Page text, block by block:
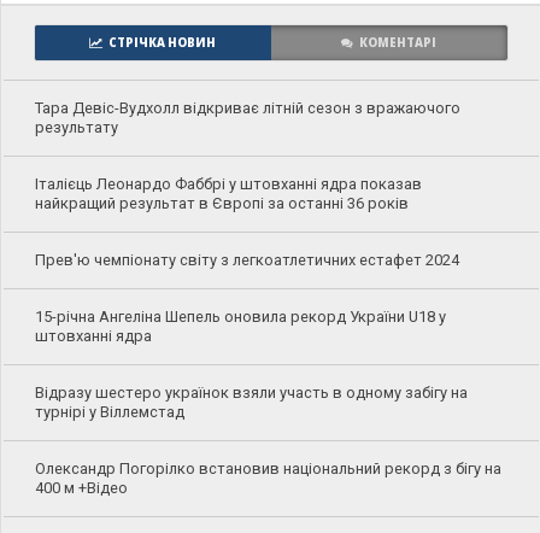
СТРІЧКА НОВИН КОМЕНТАРІ
Тара Девіс-Вудхолл відкриває літній сезон з вражаючого
результату
Італієць Леонардо Фаббрі у штовханні ядра показав
найкращий результат в Європі за останні 36 років
Прев'ю чемпіонату світу з легкоатлетичних естафет 2024
15-річна Ангеліна Шепель оновила рекорд України U18 у
штовханні ядра
Відразу шестеро українок взяли участь в одному забігу на
турнірі у Віллемстад
Олександр Погорілко встановив національний рекорд з бігу на
400 м +Відео